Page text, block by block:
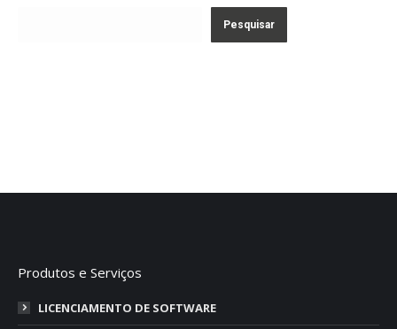
Pesquisar
Produtos e Serviços
LICENCIAMENTO DE SOFTWARE